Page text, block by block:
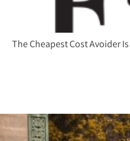
The Cheapest Cost Avoider